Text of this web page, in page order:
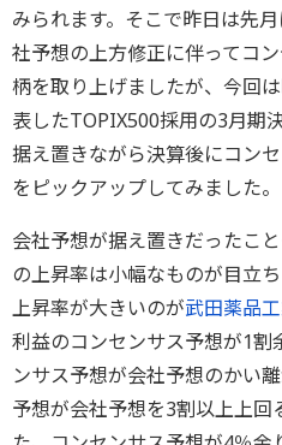
みられます。そこで昨日は先
社予想の上方修正に伴ってコ
柄を取り上げましたが、今回
表したTOPIX500採用の3月期
据え置きながら決算後にコン
をピックアップしてみました。
会社予想が据え置きだったこ
の上昇率は小幅なものが目立
上昇率が大きいのが武田薬品
利益のコンセンサス予想が1割
ンサス予想が会社予想のかい
予想が会社予想を3割以上上回